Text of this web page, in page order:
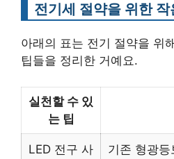
전기세 절약을 위한 작
아래의 표는 전기 절약을 위
팁들을 정리한 거예요.
실천할 수 있
는 팁
LED 전구 사
기존 형광